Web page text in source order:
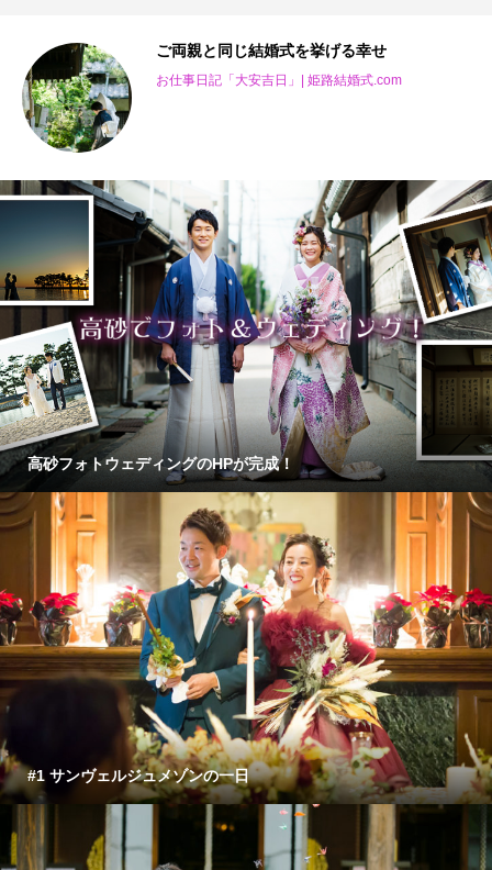
ご両親と同じ結婚式を挙げる幸せ
お仕事日記「大安吉日」| 姫路結婚式.com
高砂フォトウェディングのHPが完成！
#1 サンヴェルジュメゾンの一日